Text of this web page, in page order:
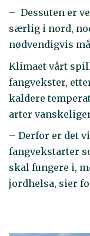
– Dessuten er
særlig i nord,
nødvendigvis
Klimaet vårt
fangvekster,
kaldere
arter
– Derfor er det
fangvekstarter
skal fungere i,
jordhelsa, sier